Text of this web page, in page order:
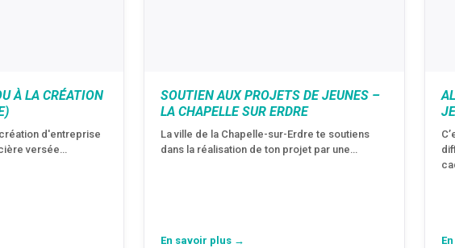
À LA CRÉATION
d'entreprise
versée…
SOUTIEN AUX PROJETS DE JEUNES –
LA CHAPELLE SUR ERDRE
La ville de la Chapelle-sur-Erdre te soutiens
dans la réalisation de ton projet par une…
En savoir plus →